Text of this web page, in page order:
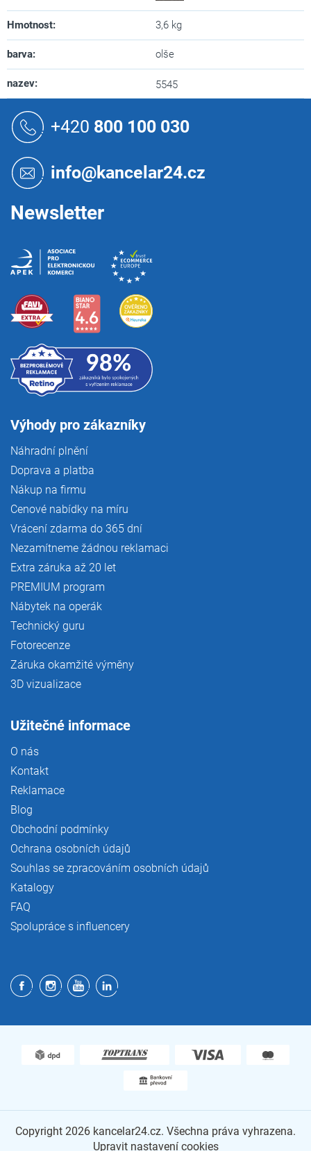
Hmotnost: 3,6 kg
barva: olše
nazev: 5545
+420 800 100 030
info@kancelar24.cz
Newsletter
Výhody pro zákazníky
Náhradní plnění
Doprava a platba
Nákup na firmu
Cenové nabídky na míru
Vrácení zdarma do 365 dní
Nezamítneme žádnou reklamaci
Extra záruka až 20 let
PREMIUM program
Nábytek na operák
Technický guru
Fotorecenze
Záruka okamžité výměny
3D vizualizace
Užitečné informace
O nás
Kontakt
Reklamace
Blog
Obchodní podmínky
Ochrana osobních údajů
Souhlas se zpracováním osobních údajů
Katalogy
FAQ
Spolupráce s influencery
Copyright 2026 kancelar24.cz. Všechna práva vyhrazena.
Upravit nastavení cookies